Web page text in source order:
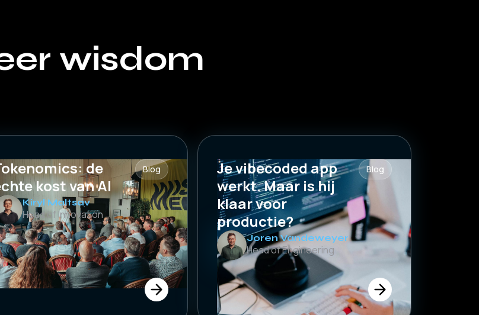
wisdom
de
kost van AI
Blog
Kiryl Maltsav
Head of Innovation
Je vibecoded app
werkt. Maar is hij
klaar voor
productie?
Blog
Joren Vandeweyer
Head of Engineering